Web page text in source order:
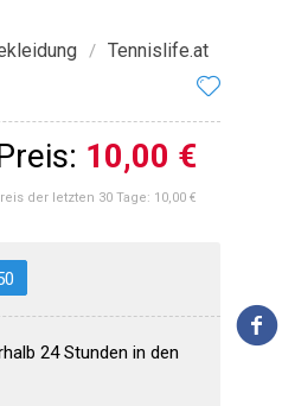
/ Tennislife.at
10,00 €
der letzten 30 Tage: 10,00 €
24 Stunden in den